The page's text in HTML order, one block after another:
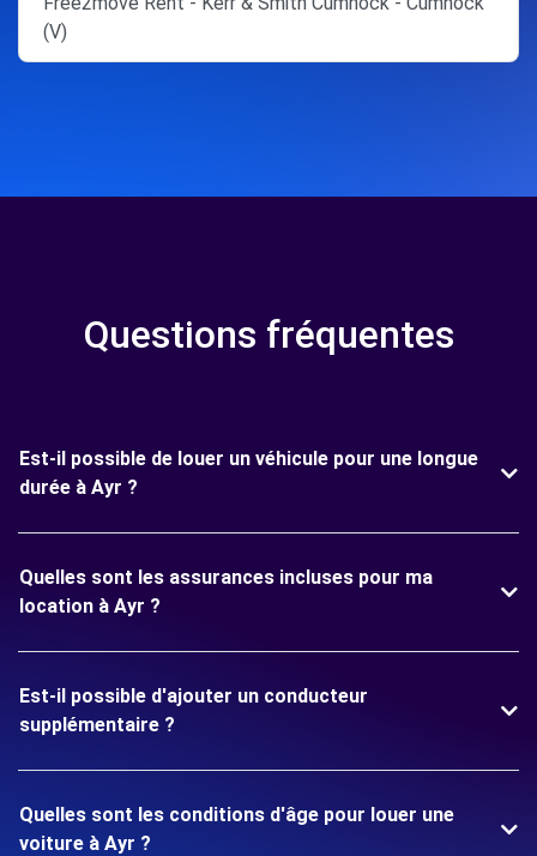
(V)
Questions fréquentes
Est-il possible de louer un véhicule pour une longue
durée à Ayr ?
Quelles sont les assurances incluses pour ma
location à Ayr ?
Est-il possible d'ajouter un conducteur
supplémentaire ?
Quelles sont les conditions d'âge pour louer une
voiture à Ayr ?